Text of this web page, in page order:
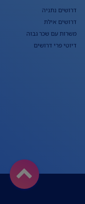
דרושים נתניה
דרושים אילת
משרות עם שכר גבוה
דיוטי פרי דרושים